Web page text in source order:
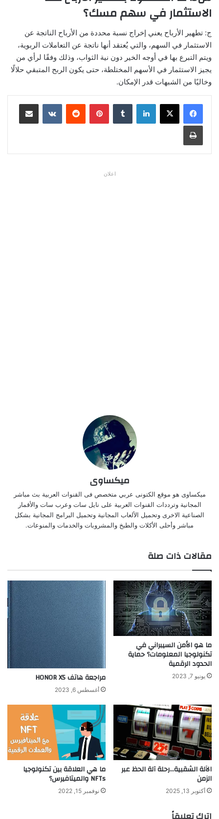
الاستثمار في سهم مسك؟
ج: تطهير الأرباح يعني إخراج نسبة محددة من الأرباح الناتجة عن
الاستثمار في السهم، والتي يُعتقد أنها ناتجة عن التعاملات الربوية،
ويتم التبرع بها في أوجه الخير دون نية الثواب، وذلك وفقًا لرأي من
يجيز الاستثمار في الأسهم المختلطة، حتى يكون الربح المتبقي حلالًا
وخاليًا من الشبهات قدر الإمكان.
لينكدإن بينتيريست مشاركة عبر البريد
طباعة
اعلان
ميكساوى
ميكساوى هو موقع الكتونى عربي متخصص فى القنوات العربية بث مباشر
المجانية وترددات القنوات العربية على نايل سات وعرب سات والأقمار
الصناعية الاخرى وتحميل الألعاب المجانية وتحميل البرامج المجانية بشكل
مباشر وأحلى الأكلات والطبخ والمشروبات والخدمات والمنوعات.
مقالات ذات صلة
ما هو الأمن السيبراني في
تكنولوجيا المعلومات؟ حماية
الحدود الرقمية
يونيو 7, 2023 مراجعة هاتف HONOR X5
أغسطس 6, 2023
الآلة الشقبية…رحلة آلة الحظ عبر
الزمن
أكتوبر 13, 2025
ما هي العلاقة بين تكنولوجيا
NFTs والميتافيرس؟
نوفمبر 15, 2022